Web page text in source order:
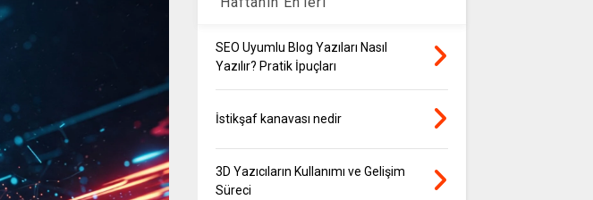
SEO Uyumlu Blog Yazıları Nasıl
Yazılır? Pratik İpuçları
İstikşaf kanavası nedir
3D Yazıcıların Kullanımı ve Gelişim
Süreci